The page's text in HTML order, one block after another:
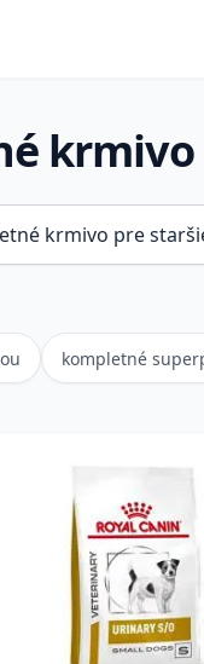
krmivo
kompletné